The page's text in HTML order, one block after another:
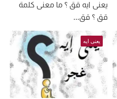
يعنى ايه قق ؟ ما معنى كلمة
قق ؟ قق...
يعنى ايه